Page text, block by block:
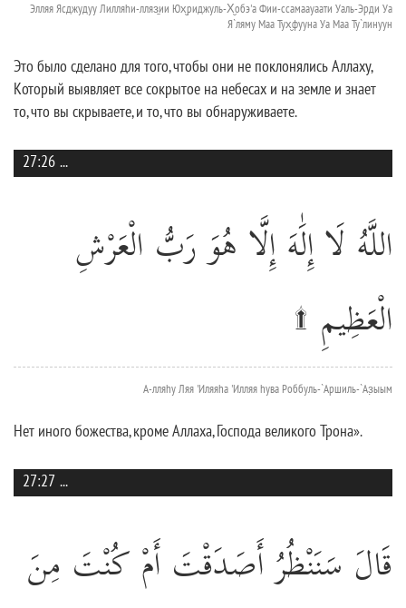
Элляя Ясджудуу Лилляhи-лляз̱ии Юх̮риджуль-Х̮обэ'а Фии-ссамаауаати Уаль-Эрди Уа
Я`ляму Маа Тух̮фууна Уа Маа Ту`линуун
Это было сделано для того, чтобы они не поклонялись Аллаху,
Который выявляет все сокрытое на небесах и на земле и знает
то, что вы скрываете, и то, что вы обнаруживаете.
27:26 ...
اللَّهُ لَا إِلَٰهَ إِلَّا هُوَ رَبُّ الْعَرْشِ
الْعَظِيمِ ۩
А-лляhу Ляя 'Иляяhа 'Илляя hува Роббуль-`Аршиль-`Аз̣ыым
Нет иного божества, кроме Аллаха, Господа великого Трона».
27:27 ...
قَالَ سَنَنْظُرُ أَصَدَقْتَ أَمْ كُنْتَ مِنَ